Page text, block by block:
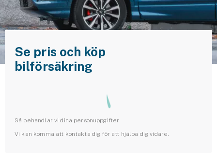
Mc-försäkring
Märkesförsäkringar
Båtförsäkring
Sportfiskarna
Se pris och köp
bilförsäkring
Så behandlar vi dina personuppgifter
Vi kan komma att kontakta dig för att hjälpa dig vidare.